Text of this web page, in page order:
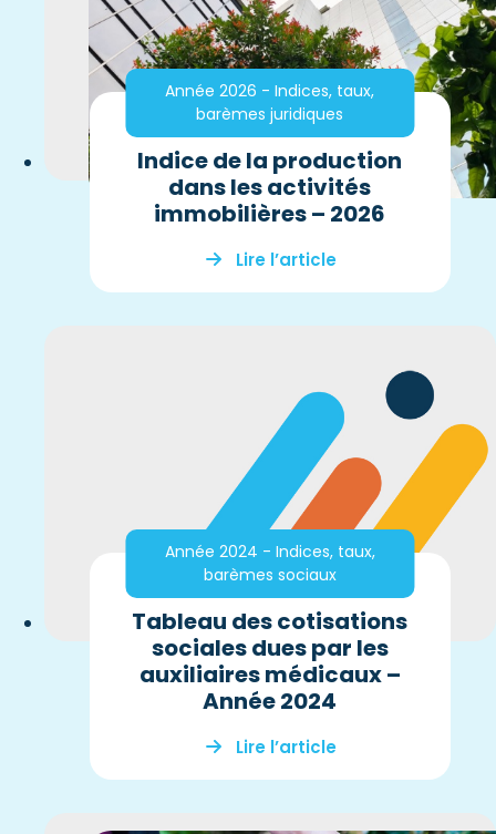
Année 2026 - Indices, taux,
barèmes juridiques
Indice de la production
dans les activités
immobilières – 2026
Lire l’article
Année 2024 - Indices, taux,
barèmes sociaux
Tableau des cotisations
sociales dues par les
auxiliaires médicaux –
Année 2024
Lire l’article